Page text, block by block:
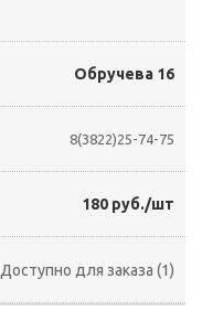
Обручева 16
8(3822)25-74-75
180 руб./шт
Доступно для заказа (1)